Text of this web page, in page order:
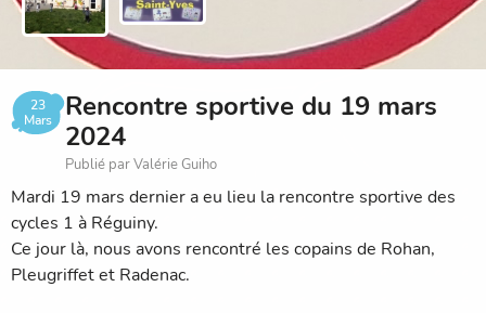
23
Mars
Rencontre sportive du 19 mars
2024
Publié par Valérie Guiho
Mardi 19 mars dernier a eu lieu la rencontre sportive des
cycles 1 à Réguiny.
Ce jour là, nous avons rencontré les copains de Rohan,
Pleugriffet et Radenac.